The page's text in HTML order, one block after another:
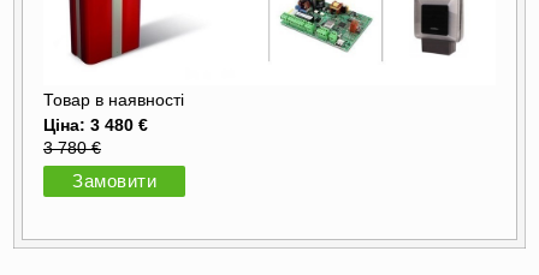
Товар в наявності
Ціна: 3 480 €
3 780 €
Замовити